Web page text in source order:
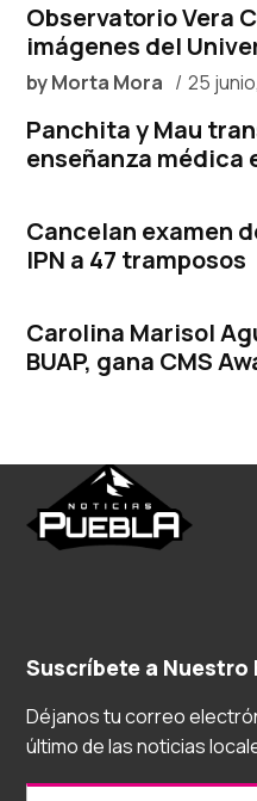
Observatorio Vera
imágenes del
byMorta Mora 25
Panchita y Mau
enseñanza médica
Cancelan examen
IPN a 47 tramposos
Carolina Marisol
BUAP, gana CMS
Suscríbete a Nuestro
Déjanos tu correo
último de las noticias